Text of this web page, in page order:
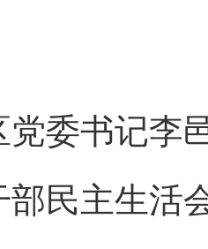
书记李邑
部民主生活